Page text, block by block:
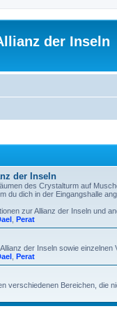
der Inseln
der Inseln
des Crystalturm auf
du dich in der Eingangshalle
zur Allianz der Inseln und
Perat
der Inseln sowie
Perat
verschiedenen Bereichen, die